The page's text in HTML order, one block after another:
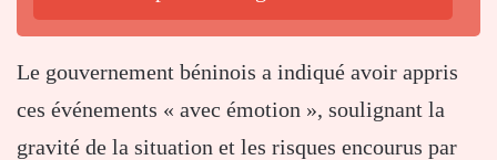
Le gouvernement béninois a indiqué avoir appris
ces événements « avec émotion », soulignant la
gravité de la situation et les risques encourus par